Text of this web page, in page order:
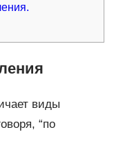
виды
“по